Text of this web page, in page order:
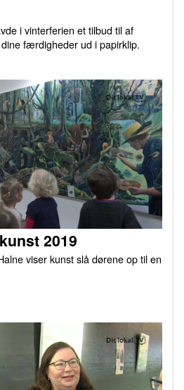
i vinterferien et tilbud til af
færdigheder ud i papirklip.
2019
viser kunst slå dørene op til en